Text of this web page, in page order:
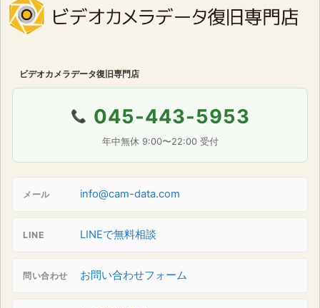
ビデオカメラデータ復旧専門店
📞 045-443-5953
年中無休 9:00〜22:00 受付
メール info@cam-data.com
LINE LINEで無料相談
問い合わせ お問い合わせフォーム